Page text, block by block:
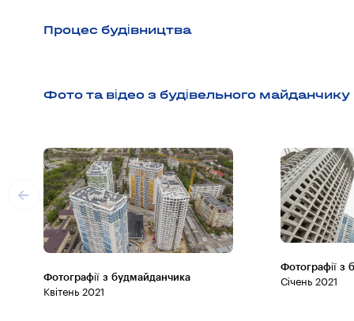
Процес будівництва
Фото та відео з будівельного майданчику
Фотографії з будмайданчика
Квітень 2021
Фотографії з
Січень 2021